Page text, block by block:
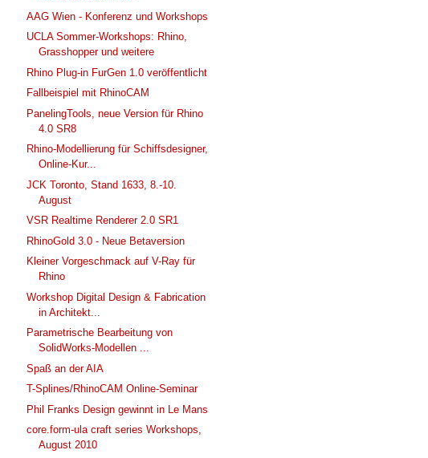
AAG Wien - Konferenz und Workshops
UCLA Sommer-Workshops: Rhino,
Grasshopper und weitere
Rhino Plug-in FurGen 1.0 veröffentlicht
Fallbeispiel mit RhinoCAM
PanelingTools, neue Version für Rhino
4.0 SR8
Rhino-Modellierung für Schiffsdesigner,
Online-Kur...
JCK Toronto, Stand 1633, 8.-10.
August
VSR Realtime Renderer 2.0 SR1
RhinoGold 3.0 - Neue Betaversion
Kleiner Vorgeschmack auf V-Ray für
Rhino
Workshop Digital Design & Fabrication
in Architekt...
Parametrische Bearbeitung von
SolidWorks-Modellen ...
Spaß an der AIA
T-Splines/RhinoCAM Online-Seminar
Phil Franks Design gewinnt in Le Mans
core.form-ula craft series Workshops,
August 2010